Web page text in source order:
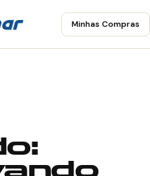
Minhas Compras